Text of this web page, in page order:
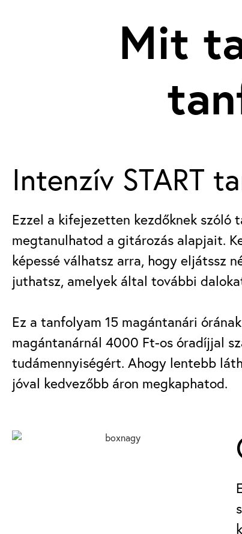
Mit
Intenzív START
Ezzel a kifejezetten kezdőknek szóló
megtanulhatod a gitározás alapjait.
képessé válhatsz arra, hogy eljátssz
juthatsz, amelyek által további
Ez a tanfolyam 15 magántanári
magántanárnál 4000 Ft-os óradíjjal
tudámennyiségért. Ahogy lentebb
jóval kedvezőbb áron megkaphatod.